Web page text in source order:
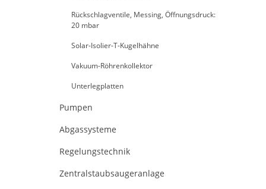
Rückschlagventile, Messing, Öffnungsdruck:
20 mbar
Solar-Isolier-T-Kugelhähne
Vakuum-Röhrenkollektor
Unterlegplatten
Pumpen
Abgassysteme
Regelungstechnik
Zentralstaubsaugeranlage